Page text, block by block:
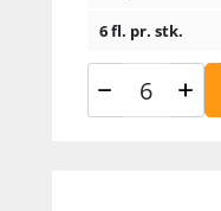
6 fl. pr. stk.